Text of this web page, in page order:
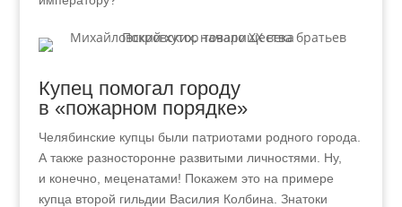
Купец помогал городу
в «пожарном порядке»
Челябинские купцы были патриотами родного города.
А также разносторонне развитыми личностями. Ну,
и конечно, меценатами! Покажем это на примере
купца второй гильдии Василия Колбина. Знатоки